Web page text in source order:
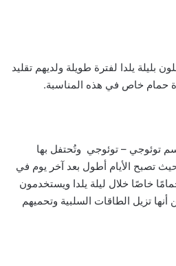
بليلة يلدا لفترة طويلة ولديهم تقليد
حمام خاص في هذه المناسبة.
توئوجي – توئوجي وتُحتفل بها
تصبح الأيام أطول بعد آخر يوم في
خاصًا خلال ليلة يلدا ويستخدمون
أنها تزيل الطاقات السلبية وتحميهم